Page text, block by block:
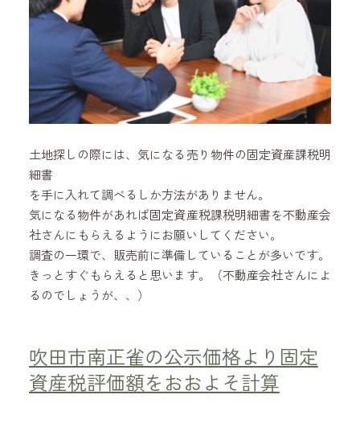
土地探しの際には、気になる売り物件の固定資産課税明
細書
を手に入れて調べるしか方法がありません。
気になる物件があれば固定資産税課税明細書を不動産会
社さんにもらえるようにお願いしてください。
調査の一環で、販売前に準備していることが多いです。
きっとすぐもらえると思います。（不動産会社さんによ
るのでしょうが、、）
吹田市南正雀の公示価格より固定
資産税評価額をおおよそ計算